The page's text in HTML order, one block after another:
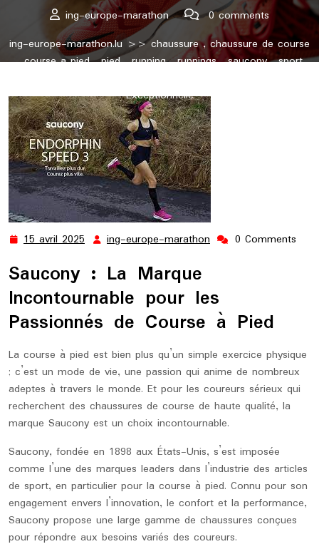
ing-europe-marathon
0 comments
ing-europe-marathon.lu>>chaussure, chaussure de course
,course a pied,pied,running,runnings,saucony,sport
Exceptionnelle
15 avril 2025 15
2025
ing-europe-marathon ing- 0 Comments
Saucony : La Marque
Incontournable pour les
Passionnés de Course à Pied
La course à pied est bien plus qu’un simple exercice physique
; c’est un mode de vie, une passion qui anime de nombreux
adeptes à travers le monde. Et pour les coureurs sérieux qui
recherchent des chaussures de course de haute qualité, la
marque Saucony est un choix incontournable.
Saucony, fondée en 1898 aux États-Unis, s’est imposée
comme l’une des marques leaders dans l’industrie des articles
de sport, en particulier pour la course à pied. Connu pour son
engagement envers l’innovation, le confort et la performance,
Saucony propose une large gamme de chaussures conçues
pour répondre aux besoins variés des coureurs.